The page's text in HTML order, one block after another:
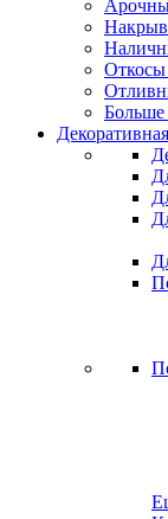
Откосы
Больше